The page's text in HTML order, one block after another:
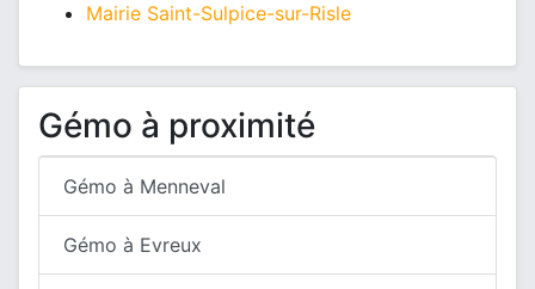
Mairie Saint-Sulpice-sur-Risle
Gémo à proximité
Gémo à Menneval
Gémo à Evreux